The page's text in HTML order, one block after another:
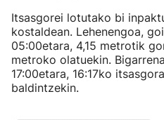
Itsasgorei lotutako bi
kostaldean. Lehenengoa,
05:00etara, 4,15 metrotik
metroko olatuekin.
17:00etara, 16:17ko
baldintzekin.